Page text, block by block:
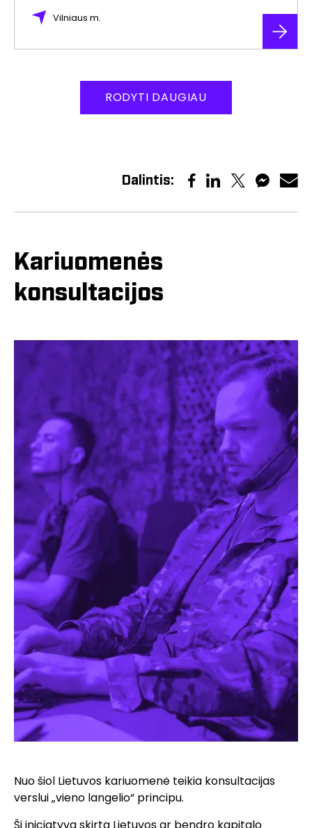
Vilniaus m.
RODYTI DAUGIAU
Dalintis:
Kariuomenės
konsultacijos
Nuo šiol Lietuvos kariuomenė teikia konsultacijas
verslui „vieno langelio“ principu.